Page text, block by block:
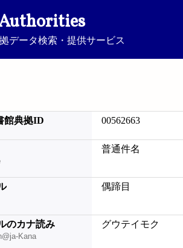
データ検索・提供サービス
館典拠ID 00562663
普通件名
偶蹄目
のカナ読み
Kana
グウテイモク